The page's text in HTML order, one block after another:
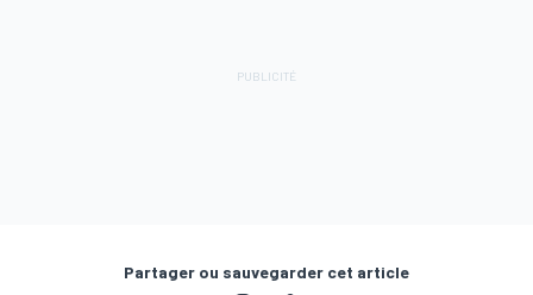
Partager ou sauvegarder cet article